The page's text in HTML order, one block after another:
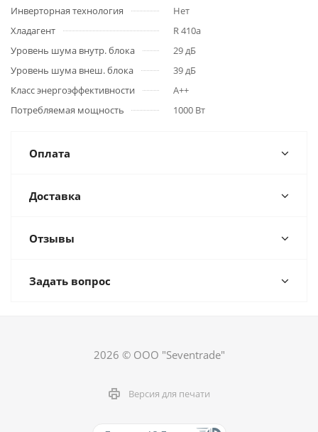
Инверторная технология
Нет
Хладагент
R 410a
Уровень шума внутр. блока
29 дБ
Уровень шума внеш. блока
39 дБ
Класс энергоэффективности
A++
Потребляемая мощность
1000 Вт
Оплата
Доставка
Отзывы
Задать вопрос
2026 © ООО "Seventrade"
Версия для печати